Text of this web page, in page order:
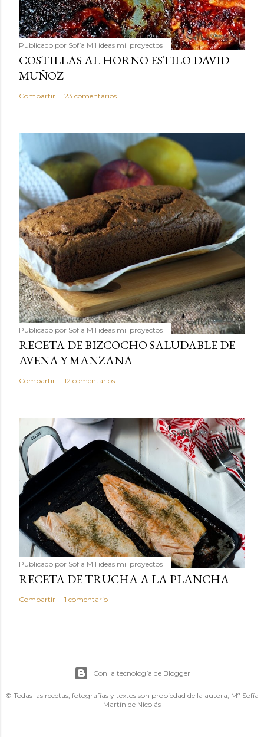
Publicado por Sofía Mil ideas mil proyectos
COSTILLAS AL HORNO ESTILO DAVID
MUÑOZ
Compartir 23 comentarios
Publicado por Sofía Mil ideas mil proyectos
RECETA DE BIZCOCHO SALUDABLE DE
AVENA Y MANZANA
Compartir 12 comentarios
Publicado por Sofía Mil ideas mil proyectos
RECETA DE TRUCHA A LA PLANCHA
Compartir 1 comentario
Con la tecnología de Blogger
© Todas las recetas, fotografías y textos son propiedad de la autora, Mª Sofía
Martín de Nicolás